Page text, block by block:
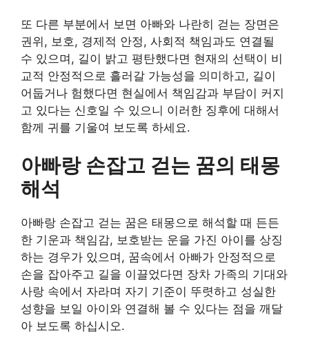
또 다른 부분에서 보면 아빠와 나란히 걷는 장면은
권위, 보호, 경제적 안정, 사회적 책임과도 연결될
수 있으며, 길이 밝고 평탄했다면 현재의 선택이 비
교적 안정적으로 흘러갈 가능성을 의미하고, 길이
어둡거나 험했다면 현실에서 책임감과 부담이 커지
고 있다는 신호일 수 있으니 이러한 징후에 대해서
함께 귀를 기울여 보도록 하세요.
아빠랑 손잡고 걷는 꿈의 태몽
해석
아빠랑 손잡고 걷는 꿈은 태몽으로 해석할 때 든든
한 기운과 책임감, 보호받는 운을 가진 아이를 상징
하는 경우가 있으며, 꿈속에서 아빠가 안정적으로
손을 잡아주고 길을 이끌었다면 장차 가족의 기대와
사랑 속에서 자라며 자기 기준이 뚜렷하고 성실한
성향을 보일 아이와 연결해 볼 수 있다는 점을 깨달
아 보도록 하십시오.